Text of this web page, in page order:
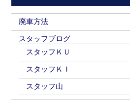
廃車方法
スタッフブログ
スタッフＫＵ
スタッフＫＩ
スタッフ山